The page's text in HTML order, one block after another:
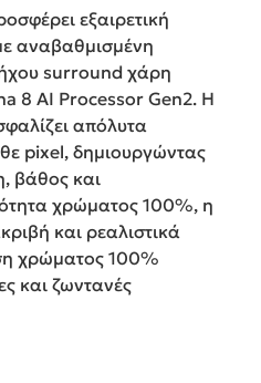
εξαιρετική
αναβαθμισμένη
surround χάρη
8 AI Processor Gen2. Η
απόλυτα
pixel, δημιουργώντας
βάθος και
χρώματος 100%, η
και ρεαλιστικά
χρώματος 100%
και ζωντανές